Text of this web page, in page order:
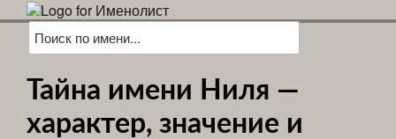
Тайна имени Ниля —
характер, значение и